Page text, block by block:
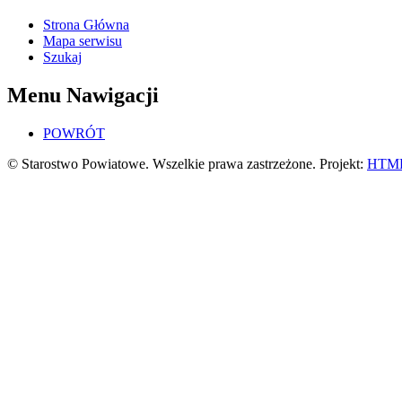
Strona Główna
Mapa serwisu
Szukaj
Menu Nawigacji
POWRÓT
© Starostwo Powiatowe. Wszelkie prawa zastrzeżone. Projekt: